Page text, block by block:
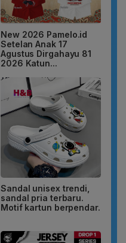
New 2026 Pamelo.id
Setelan Anak 17
Agustus Dirgahayu 81
2026 Katun...
Sandal unisex trendi,
sandal pria terbaru.
Motif kartun berpendar.